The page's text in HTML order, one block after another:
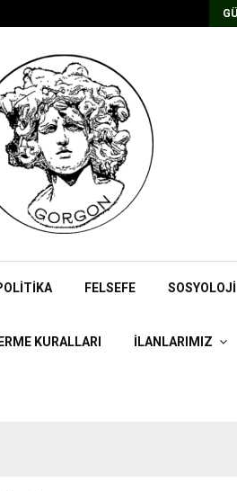
FELSEFE SOSYOLOJI
KURALLARI İLANLARIMIZ